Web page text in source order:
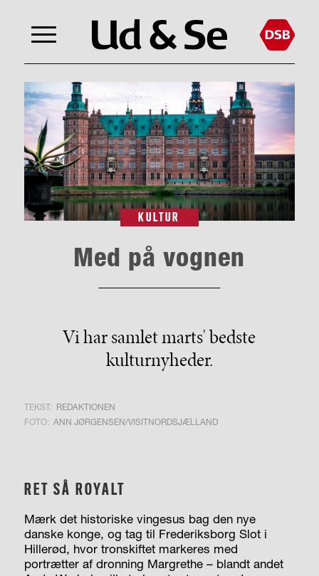
KULTUR
Med på vognen
Vi har samlet marts' bedste
kulturnyheder.
TEKST: REDAKTIONEN
FOTO: ANN JØRGENSEN/VISITNORDSJÆLLAND
RET SÅ ROYALT
Mærk det historiske vingesus bag den nye
danske konge, og tag til Frederiksborg Slot i
Hillerød, hvor tronskiftet markeres med
portrætter af dronning Margrethe – blandt andet